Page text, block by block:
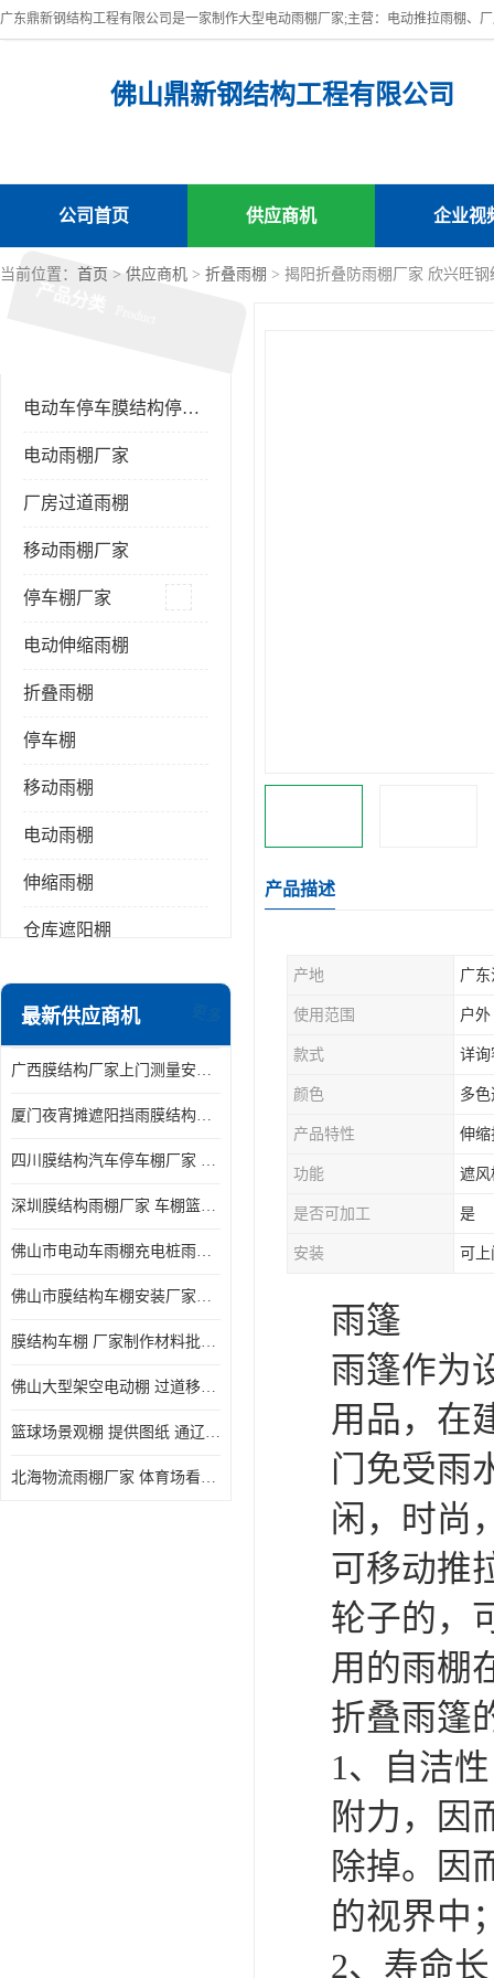
佛山鼎新钢结构工程有限公司
公司首页 供应商机 企业视
当前位置： 首页 > 供应商机 > 折叠雨棚 > 揭阳折叠防雨棚厂家 欣兴旺钢
电动车停车膜结构停车棚
电动雨棚厂家
厂房过道雨棚
移动雨棚厂家
停车棚厂家
电动伸缩雨棚
折叠雨棚
停车棚
移动雨棚
电动雨棚
伸缩雨棚
仓库遮阳棚
电动推拉雨棚
膜结构停景观棚
最新供应商机
广西膜结构厂家上门测量安装发货，厂家发货没有差价
厦门夜宵摊遮阳挡雨膜结构雨棚设计 上门测量 款式多
四川膜结构汽车停车棚厂家 款式多 提供报价
深圳膜结构雨棚厂家 车棚篮球场体育看台 规格多样
佛山市电动车雨棚充电桩雨棚小区电动车棚
佛山市膜结构车棚安装厂家发货安装
膜结构车棚 厂家制作材料批发安装一体式工厂
佛山大型架空电动棚 过道移动雨蓬 屋轨道悬空棚免费测量
篮球场景观棚 提供图纸 通辽膜结构厂家
北海物流雨棚厂家 体育场看台雨棚 价格优惠
产品描述
产地 广
使用范围 户外
款式 详询
颜色 多
产品特性 伸缩
功能 遮风
是否可加工 是
安装 可
雨篷
雨篷作为
用品，在
门免受雨
闲，时尚
可移动推
轮子的，
用的雨棚
折叠雨篷
1、自洁
附力，因
除掉。因
的视界中
2、寿命